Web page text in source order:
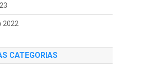
2022
CATEGORIAS